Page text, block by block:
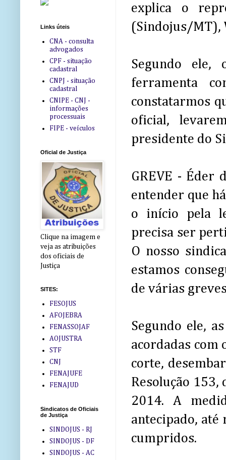
explica o
(Sindojus/MT),
Segundo
ferramenta
constatarmos
oficial,
presidente do
GREVE - Éder
entender que
o início pela
precisa ser
O nosso
estamos
de várias
Segundo ele,
acordadas com
corte,
Resolução 153,
2014. A
antecipado, até
cumpridos.
Links úteis
CNA - consulta
advogados
CPF - situação
cadastral
CNPJ - situação
cadastral
CNIPE - CNJ -
informações
processuais
FIPE - veículos
Oficial de Justiça
Clique na imagem e
veja as atribuições
dos oficiais de
Justiça
SITES:
FESOJUS
AFOJEBRA
FENASSOJAF
AOJUSTRA
STF
CNJ
FENAJUFE
FENAJUD
Sindicatos de Oficiais
de Justiça
SINDOJUS - RJ
SINDOJUS - DF
SINDOJUS - AC